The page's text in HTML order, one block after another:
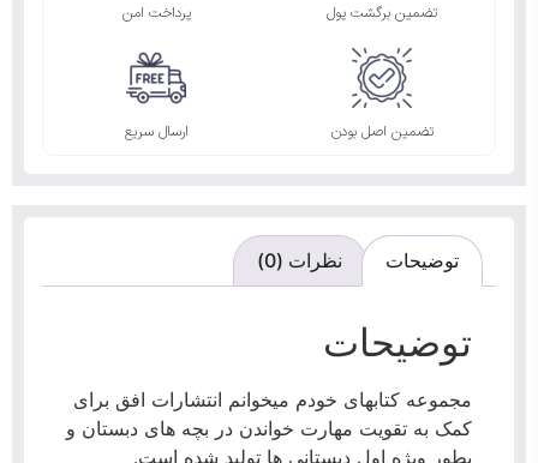
تضمین برگشت پول پرداخت امن
تضمین اصل بودن ارسال سریع
توضیحات نظرات (0)
توضیحات
مجموعه کتابهای خودم میخوانم انتشارات افق برای
کمک به تقویت مهارت خواندن در بچه های دبستان و
بطور ویژه اول دبستانی ها تولید شده است.